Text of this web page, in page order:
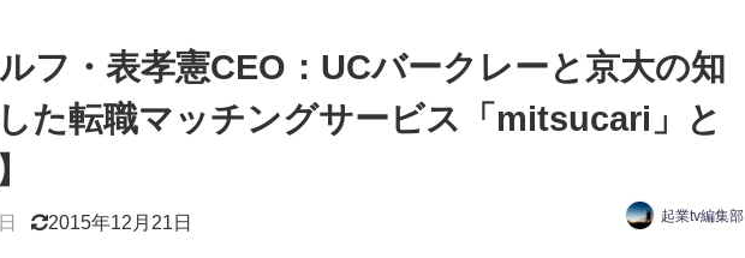
フ・表孝憲CEO：UCバークレーと京大の知
た転職マッチングサービス「mitsucari」と
2015年12月21日 起業tv編集部